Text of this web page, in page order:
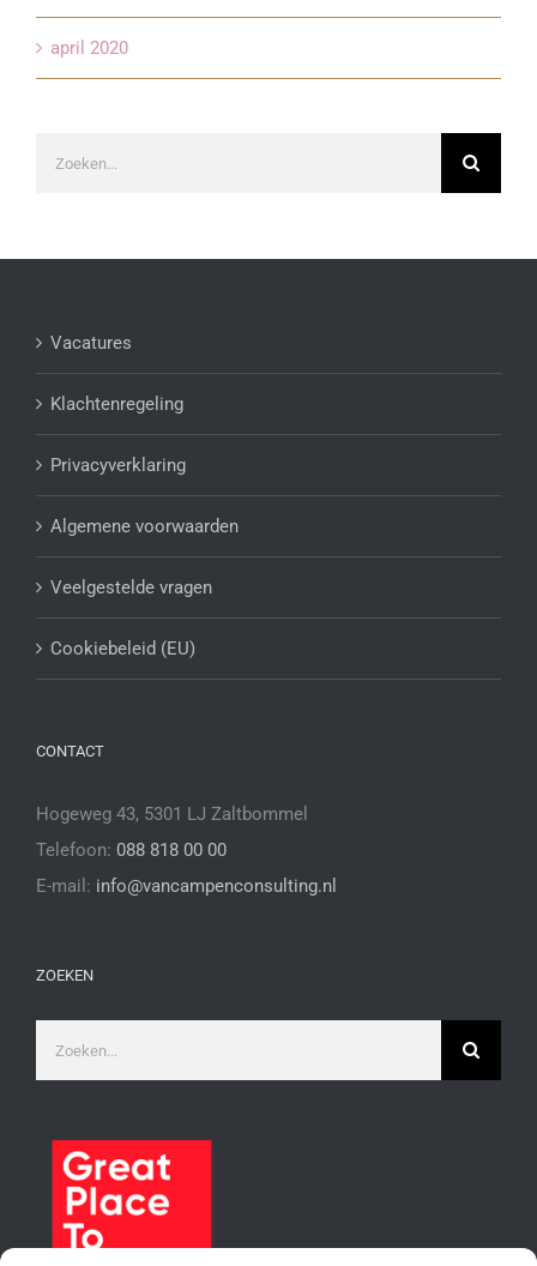
april 2020
Vacatures
Klachtenregeling
Privacyverklaring
Algemene voorwaarden
Veelgestelde vragen
Cookiebeleid (EU)
CONTACT
Hogeweg 43, 5301 LJ Zaltbommel
Telefoon: 088 818 00 00
E-mail: info@vancampenconsulting.nl
ZOEKEN